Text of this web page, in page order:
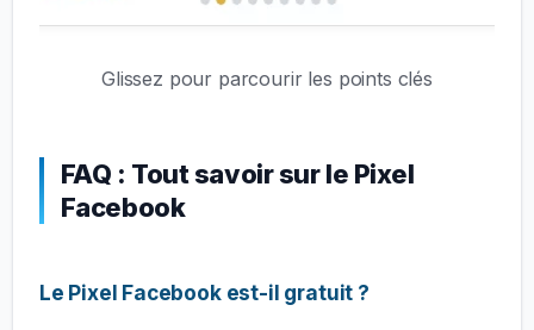
Glissez pour parcourir les points clés
FAQ : Tout savoir sur le Pixel
Facebook
Le Pixel Facebook est-il gratuit ?